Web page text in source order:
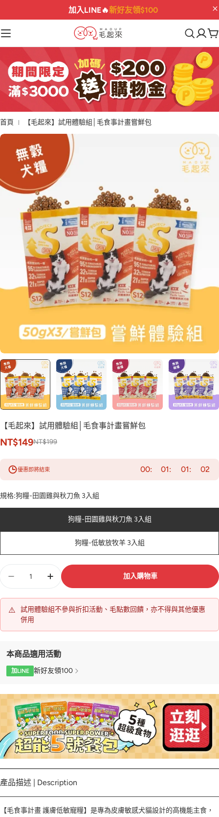
滿$3000送$200購物金💰 02 : 04 :
購
物
車
首頁 【毛起來】試用體驗組│毛食事計畫嘗鮮包
【毛起來】試用體驗組│毛食事計畫嘗鮮包
NT$149NT$199
優惠即將結束 00 01 01 00
規格:狗糧-田園雞與秋刀魚 3入組
狗糧-田園雞與秋刀魚 3入組
狗糧-低敏放牧羊 3入組
量
加入購物車
⚠️
試用體驗組不參與折扣活動、毛點數回饋，亦不得與其他優惠
併用
本商品適用活動
加LINE 新好友領100
產品描述 | Description
【毛食事計畫 護膚低敏寵糧】是專為皮膚敏感犬貓設計的高機能主食，